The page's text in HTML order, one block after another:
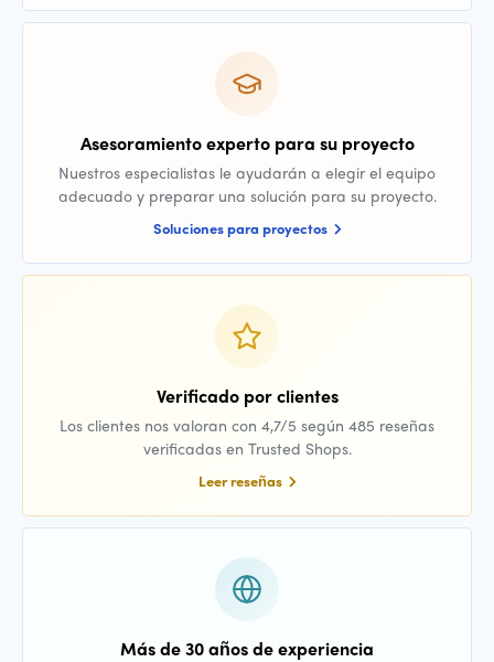
Asesoramiento experto para su proyecto
Nuestros especialistas le ayudarán a elegir el equipo
adecuado y preparar una solución para su proyecto.
Soluciones para proyectos
Verificado por clientes
Los clientes nos valoran con 4,7/5 según 485 reseñas
verificadas en Trusted Shops.
Leer reseñas
Más de 30 años de experiencia